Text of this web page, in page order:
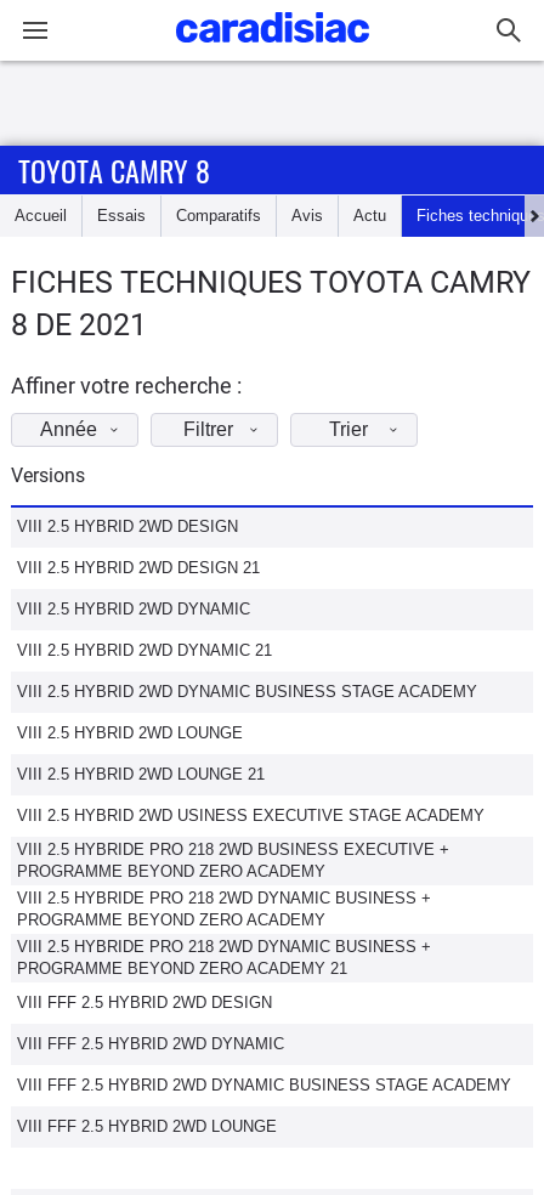
Accueil
Essais
d'achat
Electriques
Utilitaires
Flottes
Auto
Services
Forum
Marques
TOYOTA CAMRY 8
Accueil Essais Comparatifs Avis Actu Fiches techniques
FICHES TECHNIQUES TOYOTA CAMRY
8 DE 2021
Affiner votre recherche :
Année Filtrer Trier
Versions
VIII 2.5 HYBRID 2WD DESIGN
VIII 2.5 HYBRID 2WD DESIGN 21
VIII 2.5 HYBRID 2WD DYNAMIC
VIII 2.5 HYBRID 2WD DYNAMIC 21
VIII 2.5 HYBRID 2WD DYNAMIC BUSINESS STAGE ACADEMY
VIII 2.5 HYBRID 2WD LOUNGE
VIII 2.5 HYBRID 2WD LOUNGE 21
VIII 2.5 HYBRID 2WD USINESS EXECUTIVE STAGE ACADEMY
VIII 2.5 HYBRIDE PRO 218 2WD BUSINESS EXECUTIVE +
PROGRAMME BEYOND ZERO ACADEMY
VIII 2.5 HYBRIDE PRO 218 2WD DYNAMIC BUSINESS +
PROGRAMME BEYOND ZERO ACADEMY
VIII 2.5 HYBRIDE PRO 218 2WD DYNAMIC BUSINESS +
PROGRAMME BEYOND ZERO ACADEMY 21
VIII FFF 2.5 HYBRID 2WD DESIGN
VIII FFF 2.5 HYBRID 2WD DYNAMIC
VIII FFF 2.5 HYBRID 2WD DYNAMIC BUSINESS STAGE ACADEMY
VIII FFF 2.5 HYBRID 2WD LOUNGE